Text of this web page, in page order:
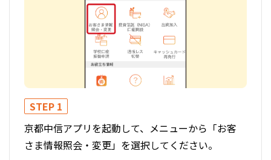
STEP 1
京都中信アプリを起動して、メニューから「お客
さま情報照会・変更」を選択してください。